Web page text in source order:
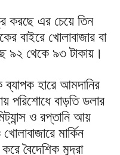
করছে এর চেয়ে তিন
বাইরে খোলাবাজার বা
৯২ থেকে ৯৩ টাকায়।
ব্যাপক হারে আমদানির
পরিশোধে বাড়তি ডলার
ও রপ্তানি আয়
মার্কিন
বৈদেশিক মুদ্রা